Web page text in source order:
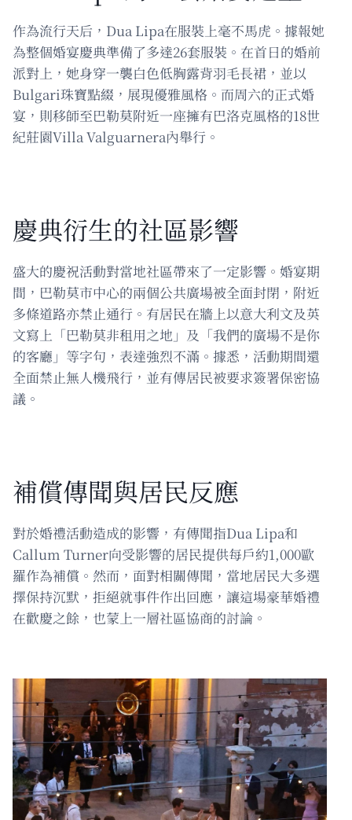
作為流行天后，Dua Lipa在服裝上毫不馬虎。據報她
為整個婚宴慶典準備了多達26套服裝。在首日的婚前
派對上，她身穿一襲白色低胸露背羽毛長裙，並以
Bulgari珠寶點綴，展現優雅風格。而周六的正式婚
宴，則移師至巴勒莫附近一座擁有巴洛克風格的18世
紀莊園Villa Valguarnera內舉行。
慶典衍生的社區影響
盛大的慶祝活動對當地社區帶來了一定影響。婚宴期
間，巴勒莫市中心的兩個公共廣場被全面封閉，附近
多條道路亦禁止通行。有居民在牆上以意大利文及英
文寫上「巴勒莫非租用之地」及「我們的廣場不是你
的客廳」等字句，表達強烈不滿。據悉，活動期間還
全面禁止無人機飛行，並有傳居民被要求簽署保密協
議。
補償傳聞與居民反應
對於婚禮活動造成的影響，有傳聞指Dua Lipa和
Callum Turner向受影響的居民提供每戶約1,000歐
羅作為補償。然而，面對相關傳聞，當地居民大多選
擇保持沉默，拒絕就事件作出回應，讓這場豪華婚禮
在歡慶之餘，也蒙上一層社區協商的討論。